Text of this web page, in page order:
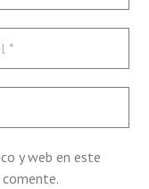
y web en este